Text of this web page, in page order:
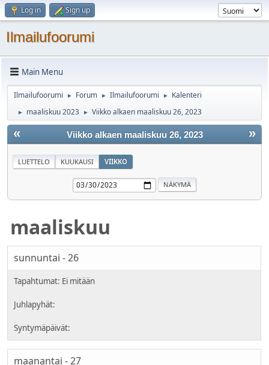
Log in Sign up
Ilmailufoorumi
Main Menu
Ilmailufoorumi ► Forum ► Ilmailufoorumi ► Kalenteri
► maaliskuu 2023 ► Viikko alkaen maaliskuu 26, 2023
« »
Viikko alkaen maaliskuu 26, 2023
LUETTELO KUUKAUSI VIIKKO
maaliskuu
sunnuntai - 26
maanantai - 27